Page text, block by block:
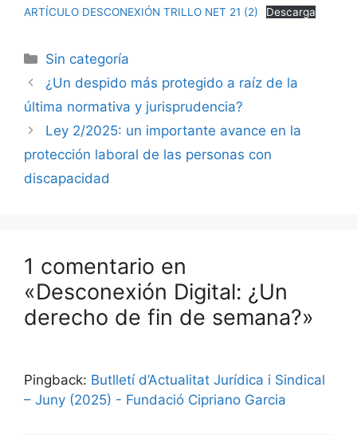
ARTÍCULO DESCONEXIÓN TRILLO NET 21 (2) Descarga
Sin categoría
¿Un despido más protegido a raíz de la
última normativa y jurisprudencia?
Ley 2/2025: un importante avance en la
protección laboral de las personas con
discapacidad
1 comentario en
«Desconexión Digital: ¿Un
derecho de fin de semana?»
Pingback: Butlletí d’Actualitat Jurídica i Sindical
– Juny (2025) - Fundació Cipriano Garcia